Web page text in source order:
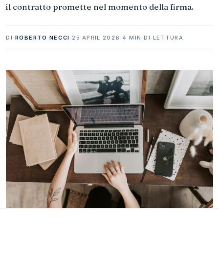
il contratto promette nel momento della firma.
DI ROBERTO NECCI · 25 APRIL 2026 · 4 MIN DI LETTURA